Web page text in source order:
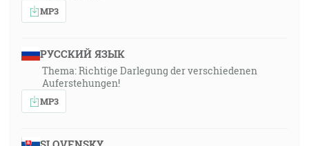
MP3
РУССКИЙ ЯЗЫК
Thema: Richtige Darlegung der verschiedenen
Auferstehungen!
MP3